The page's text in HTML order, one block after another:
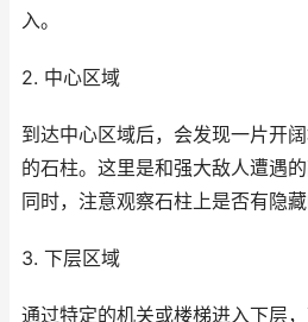
入。
2. 中心区域
到达中心区域后，会发现一片开
的石柱。这里是和强大敌人遭遇
同时，注意观察石柱上是否有隐藏
3. 下层区域
通过特定的机关或楼梯进入下层